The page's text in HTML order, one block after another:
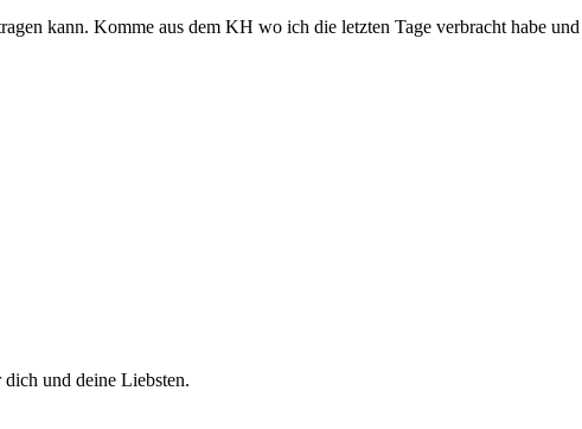
kann. Komme aus dem KH wo ich die letzten Tage verbracht habe
und deine Liebsten.